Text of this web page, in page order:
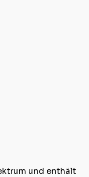
und enthält